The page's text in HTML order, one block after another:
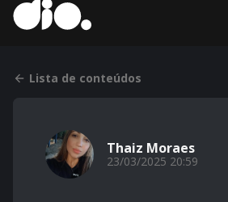
Lista de conteúdos
Thaiz Moraes
23/03/2025 20:59